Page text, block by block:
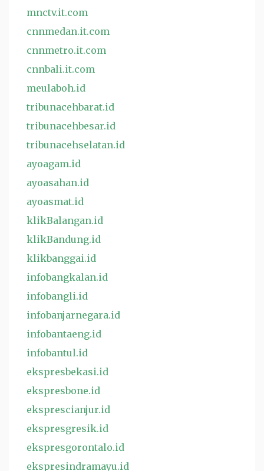
mnctv.it.com
cnnmedan.it.com
cnnmetro.it.com
cnnbali.it.com
meulaboh.id
tribunacehbarat.id
tribunacehbesar.id
tribunacehselatan.id
ayoagam.id
ayoasahan.id
ayoasmat.id
klikBalangan.id
klikBandung.id
klikbanggai.id
infobangkalan.id
infobangli.id
infobanjarnegara.id
infobantaeng.id
infobantul.id
ekspresbekasi.id
ekspresbone.id
eksprescianjur.id
ekspresgresik.id
ekspresgorontalo.id
ekspresindramayu.id